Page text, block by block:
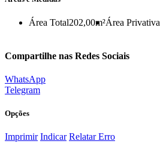
Área Total202,00m²Área Privativa
Compartilhe nas Redes Sociais
WhatsApp
Telegram
Opções
Imprimir Indicar Relatar Erro